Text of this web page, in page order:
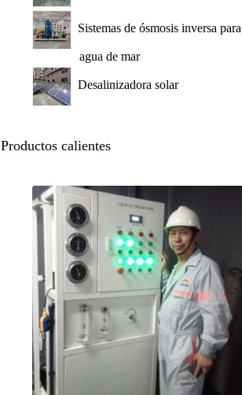
Sistemas de ósmosis inversa para
agua de mar
Desalinizadora solar
Productos calientes